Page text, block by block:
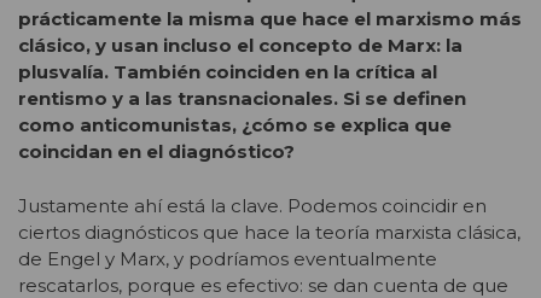
prácticamente la misma que hace el marxismo más
clásico, y usan incluso el concepto de Marx: la
plusvalía. También coinciden en la crítica al
rentismo y a las transnacionales. Si se definen
como anticomunistas, ¿cómo se explica que
coincidan en el diagnóstico?
Justamente ahí está la clave. Podemos coincidir en
ciertos diagnósticos que hace la teoría marxista clásica,
de Engel y Marx, y podríamos eventualmente
rescatarlos, porque es efectivo: se dan cuenta de que